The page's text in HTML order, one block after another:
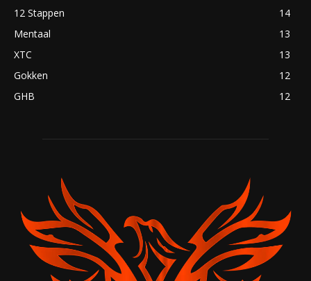
12 Stappen
14
Mentaal
13
XTC
13
Gokken
12
GHB
12